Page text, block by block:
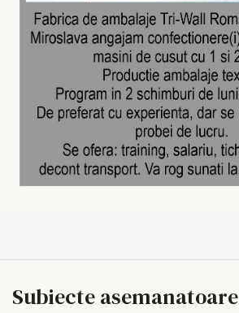
Subiecte asemanatoare